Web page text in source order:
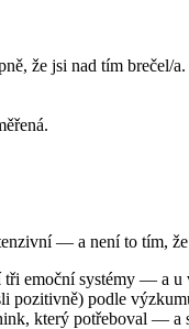
že jsi nad tím brečel/a.
— a není to tím,
emoční systémy — a
pozitivně) podle
který potřeboval — a